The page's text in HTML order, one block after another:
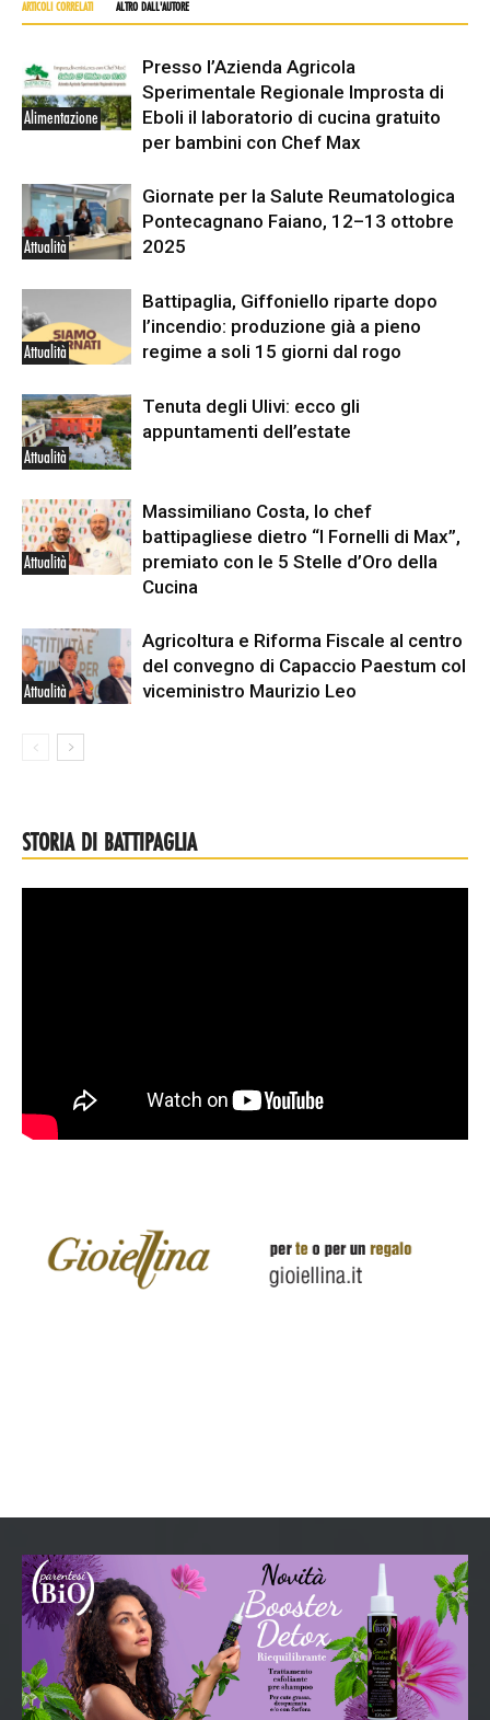
ARTICOLI CORRELATI ALTRO DALL'AUTORE
Alimentazione
Presso l’Azienda Agricola
Sperimentale Regionale Improsta di
Eboli il laboratorio di cucina gratuito
per bambini con Chef Max
Attualità
Giornate per la Salute Reumatologica
Pontecagnano Faiano, 12–13 ottobre
2025
Attualità
Battipaglia, Giffoniello riparte dopo
l’incendio: produzione già a pieno
regime a soli 15 giorni dal rogo
Attualità
Tenuta degli Ulivi: ecco gli
appuntamenti dell’estate
Attualità
Massimiliano Costa, lo chef
battipagliese dietro “I Fornelli di Max”,
premiato con le 5 Stelle d’Oro della
Cucina
Attualità
Agricoltura e Riforma Fiscale al centro
del convegno di Capaccio Paestum col
viceministro Maurizio Leo
STORIA DI BATTIPAGLIA